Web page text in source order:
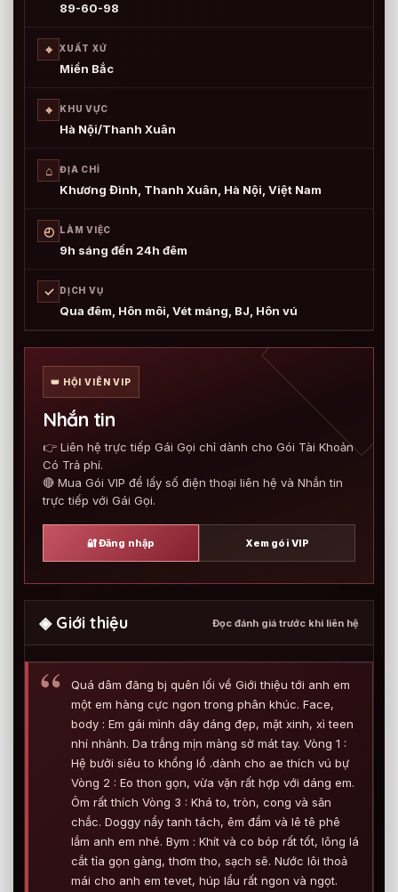
89-60-98
⌖ XUẤT XỨ
Miền Bắc
⌖ KHU VỰC
Hà Nội/Thanh Xuân
⌂ ĐỊA CHỈ
Khương Đình, Thanh Xuân, Hà Nội, Việt Nam
◴ LÀM VIỆC
9h sáng đến 24h đêm
✓ DỊCH VỤ
Qua đêm, Hôn môi, Vét máng, BJ, Hôn vú
👑 HỘI VIÊN VIP
Nhắn tin
👉 Liên hệ trực tiếp Gái Gọi chỉ dành cho Gói Tài Khoản
Có Trả phí.
🔴 Mua Gói VIP để lấy số điện thoại liên hệ và Nhắn tin
trực tiếp với Gái Gọi.
🔐 Đăng nhập Xem gói VIP
◈ Giới thiệu Đọc đánh giá trước khi liên hệ
Quá dâm đãng bj quên lối về Giới thiệu tới anh em
một em hàng cực ngon trong phân khúc. Face,
body : Em gái mình dây dáng đẹp, mặt xinh, xì teen
nhí nhảnh. Da trắng mịn màng sờ mát tay. Vòng 1 :
Hệ bưởi siêu to khổng lồ .dành cho ae thích vú bự
Vòng 2 : Eo thon gọn, vừa vặn rất hợp với dáng em.
Ôm rất thích Vòng 3 : Khá to, tròn, cong và săn
chắc. Doggy nẩy tanh tách, êm đầm và lê tê phê
lắm anh em nhé. Bym : Khít và co bóp rất tốt, lông lá
cắt tỉa gọn gàng, thơm tho, sạch sẽ. Nước lôi thoả
mái cho anh em tevet, húp lẩu rất ngon và ngọt.